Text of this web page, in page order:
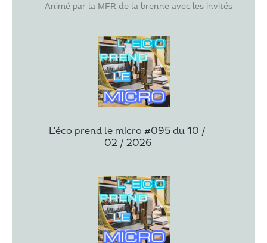
Animé par la MFR de la brenne avec les invités
L'éco prend le micro #095 du 10 /
02 / 2026